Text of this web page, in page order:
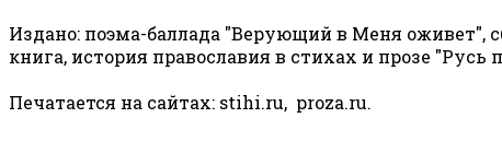
Издано: поэма-баллада "Верующий в Меня оживет",
книга, история православия в стихах и прозе
Печатается на сайтах: stihi.ru, proza.ru.